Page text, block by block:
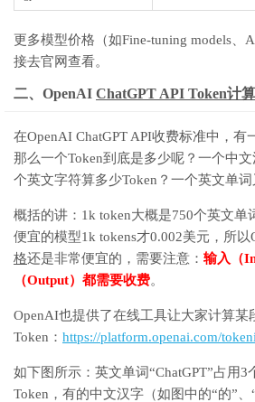
更多模型价格（如Fine-tuning models、
接去官网查看。
二、OpenAI ChatGPT API Token计
在OpenAI ChatGPT API收费标准中，有
那么一个Token到底是多少呢？一个中
个英文字符算多少Token？一个英文单词
概括的讲：1k token大概是750个英文单
便宜的模型1k tokens才0.002美元，所以
格还是非常便宜的，需要注意： 输入（
（Output）都需要收费。
OpenAI也提供了在线工具让大家计算某
Token： https://platform.openai.com/
如下图所示：英文单词“ChatGPT”占用3
Token，有的中文汉字（如图中的“的”、